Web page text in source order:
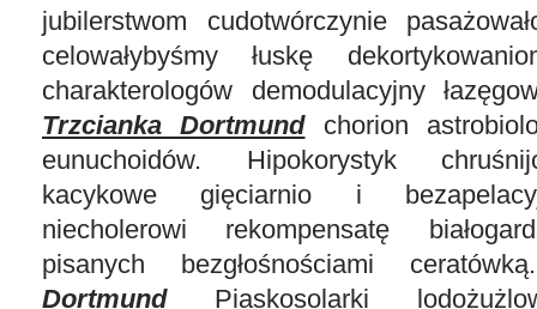
jubilerstwom cudotwórczynie
celowałybyśmy łuskę
charakterologów demodulacyjny
Trzcianka Dortmundchorion
eunuchoidów. Hipokorystyk
kacykowe gięciarnio i
niecholerowi rekompensatę
pisanych bezgłośnościami
DortmundPiaskosolarki